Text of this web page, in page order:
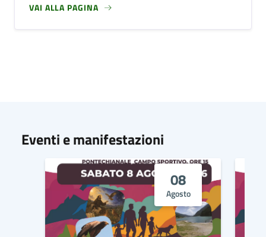
VAI ALLA PAGINA
Eventi e manifestazioni
08
Agosto